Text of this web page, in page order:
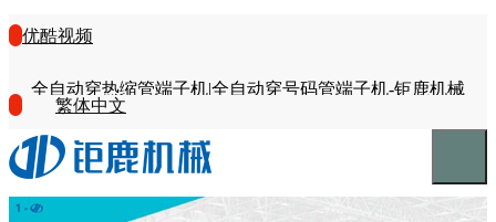
优酷视频
全自动穿热缩管端子机|全自动穿号码管端子机-钜鹿机械
繁体中文